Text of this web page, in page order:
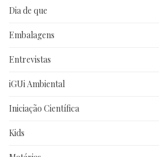
Dia de que
Embalagens
Entrevistas
iGUi Ambiental
Iniciação Científica
Kids